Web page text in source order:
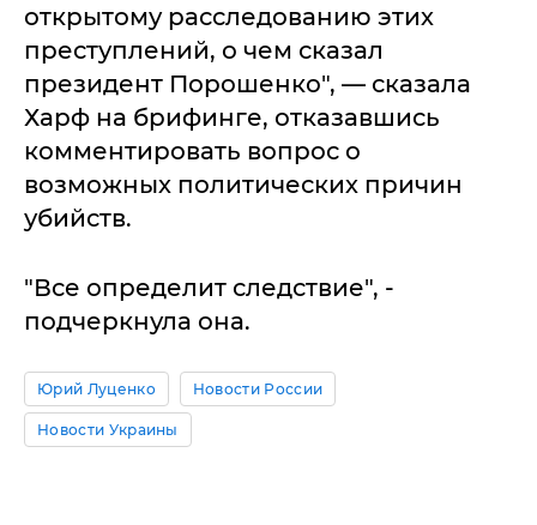
открытому расследованию этих
преступлений, о чем сказал
президент Порошенко", — сказала
Харф на брифинге, отказавшись
комментировать вопрос о
возможных политических причин
убийств.
"Все определит следствие", -
подчеркнула она.
Юрий Луценко Новости России
Новости Украины